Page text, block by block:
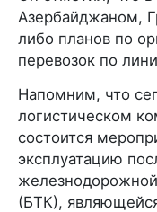
Азербайджаном,
либо планов по
перевозок по
Напомним, что
логистическом
состоится
эксплуатацию
(БТК),